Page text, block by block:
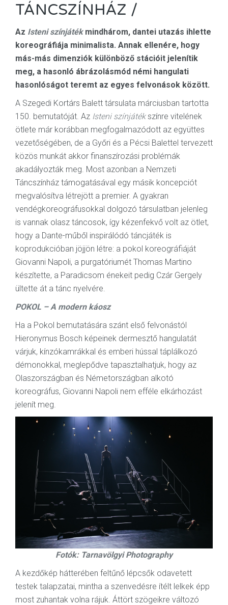
TÁNCSZÍNHÁZ /
Az Isteni színjátékmindhárom, dantei utazás ihlette
koreográfiája minimalista. Annak ellenére, hogy
más-más dimenziók különböző stációit jelenítik
meg, a hasonló ábrázolásmód némi hangulati
hasonlóságot teremt az egyes felvonások között.
A Szegedi Kortárs Balett társulata márciusban tartotta
150. bemutatóját. Az Isteni színjátékszínre vitelének
ötlete már korábban megfogalmazódott az együttes
vezetőségében, de a Győri és a Pécsi Balettel tervezett
közös munkát akkor finanszírozási problémák
akadályozták meg. Most azonban a Nemzeti
Táncszínház támogatásával egy másik koncepciót
megvalósítva létrejött a premier. A gyakran
vendégkoreográfusokkal dolgozó társulatban jelenleg
is vannak olasz táncosok, így kézenfekvő volt az ötlet,
hogy a Dante-műből inspirálódó táncjáték is
koprodukcióban jöjjön létre: a pokol koreográfiáját
Giovanni Napoli, a purgatóriumét Thomas Martino
készítette, a Paradicsom énekeit pedig Czár Gergely
ültette át a tánc nyelvére.
POKOL – A modern káosz
Ha a Pokol bemutatására szánt első felvonástól
Hieronymus Bosch képeinek dermesztő hangulatát
várjuk, kínzókamrákkal és emberi hússal táplálkozó
démonokkal, meglepődve tapasztalhatjuk, hogy az
Olaszországban és Németországban alkotó
koreográfus, Giovanni Napoli nem efféle elkárhozást
jelenít meg.
Fotók: Tarnavölgyi Photography
A kezdőkép hátterében feltűnő lépcsők odavetett
testek talapzatai, mintha a szenvedésre ítélt lelkek épp
most zuhantak volna rájuk. Áttört szögeikre változó